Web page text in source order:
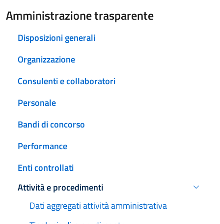
Amministrazione trasparente
Disposizioni generali
Organizzazione
Consulenti e collaboratori
Personale
Bandi di concorso
Performance
Enti controllati
Attività e procedimenti
Attivo
Dati aggregati attività amministrativa